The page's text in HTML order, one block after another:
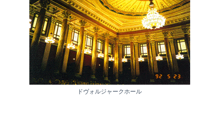
ドヴォルジャークホール